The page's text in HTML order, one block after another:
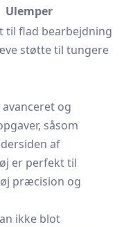
Ulemper
til flad bearbejdning
støtte til tungere
og
såsom
af
er perfekt til
præcision og
ikke blot